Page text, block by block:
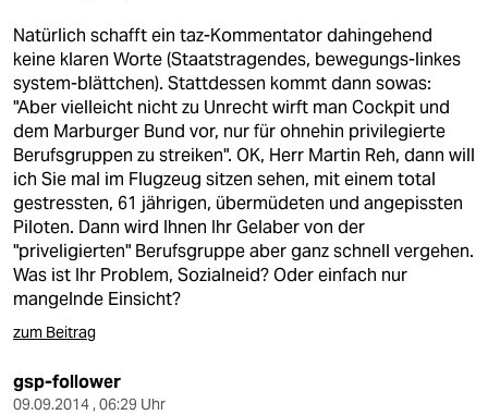
Natürlich schafft ein taz-Kommentator dahingehend
keine klaren Worte (Staatstragendes, bewegungs-linkes
system-blättchen). Stattdessen kommt dann sowas:
"Aber vielleicht nicht zu Unrecht wirft man Cockpit und
dem Marburger Bund vor, nur für ohnehin privilegierte
Berufsgruppen zu streiken". OK, Herr Martin Reh, dann will
ich Sie mal im Flugzeug sitzen sehen, mit einem total
gestressten, 61 jährigen, übermüdeten und angepissten
Piloten. Dann wird Ihnen Ihr Gelaber von der
"priveligierten" Berufsgruppe aber ganz schnell vergehen.
Was ist Ihr Problem, Sozialneid? Oder einfach nur
mangelnde Einsicht?
zum Beitrag
gsp-follower
09.09.2014 , 06:29 Uhr